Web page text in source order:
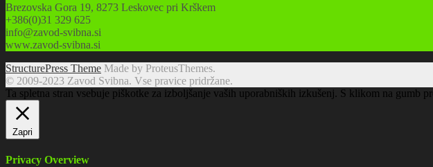
Brezovska Gora 19, 8273 Leskovec pri Krškem
+386(0)31 329 625
info@zavod-svibna.si
www.zavod-svibna.si
StructurePress Theme Made by ProteusThemes.
© 2009-2023 Zavod Svibna. Vse pravice pridržane.
Ta spletna stran vsebuje piškotke za izboljšanje vaših uporabniških izkušenj. S klikom na gumb
Zapri
Privacy Overview